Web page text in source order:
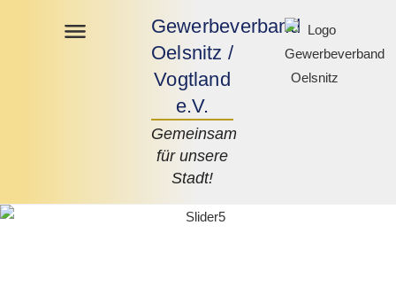
Gewerbeverband
Oelsnitz /
Vogtland
e.V.
Gemeinsam
für unsere
Stadt!